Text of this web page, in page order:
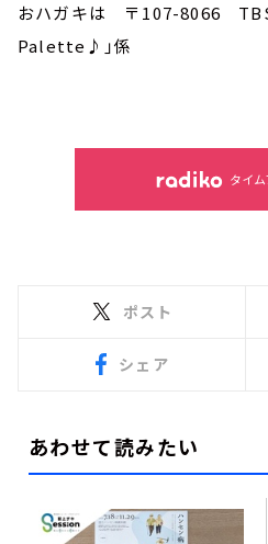
おハガキは 〒107-8066
Palette♪」係
タイム
ポスト
シェア
あわせて読みたい